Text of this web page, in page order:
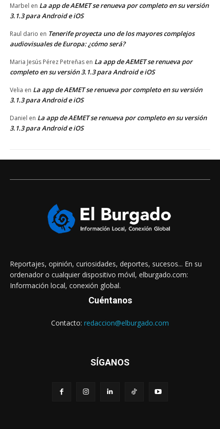
Marbel en La app de AEMET se renueva por completo en su versión
3.1.3 para Android e iOS
Raul dario en Tenerife proyecta uno de los mayores complejos
audiovisuales de Europa: ¿cómo será?
Maria Jesús Pérez Petreñas en La app de AEMET se renueva por
completo en su versión 3.1.3 para Android e iOS
Velia en La app de AEMET se renueva por completo en su versión
3.1.3 para Android e iOS
Daniel en La app de AEMET se renueva por completo en su versión
3.1.3 para Android e iOS
Reportajes, opinión, curiosidades, deportes, sucesos... En su
ordenador o cualquier dispositivo móvil, elburgado.com:
Información local, conexión global.
Cuéntanos
Contacto: redaccion@elburgado.com
SÍGANOS